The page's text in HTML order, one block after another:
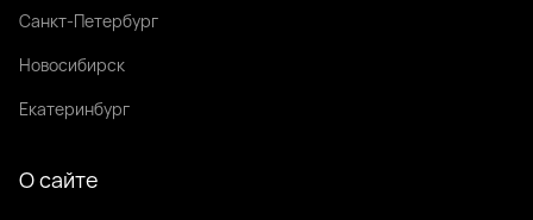
Санкт-Петербург
Новосибирск
Екатеринбург
О сайте